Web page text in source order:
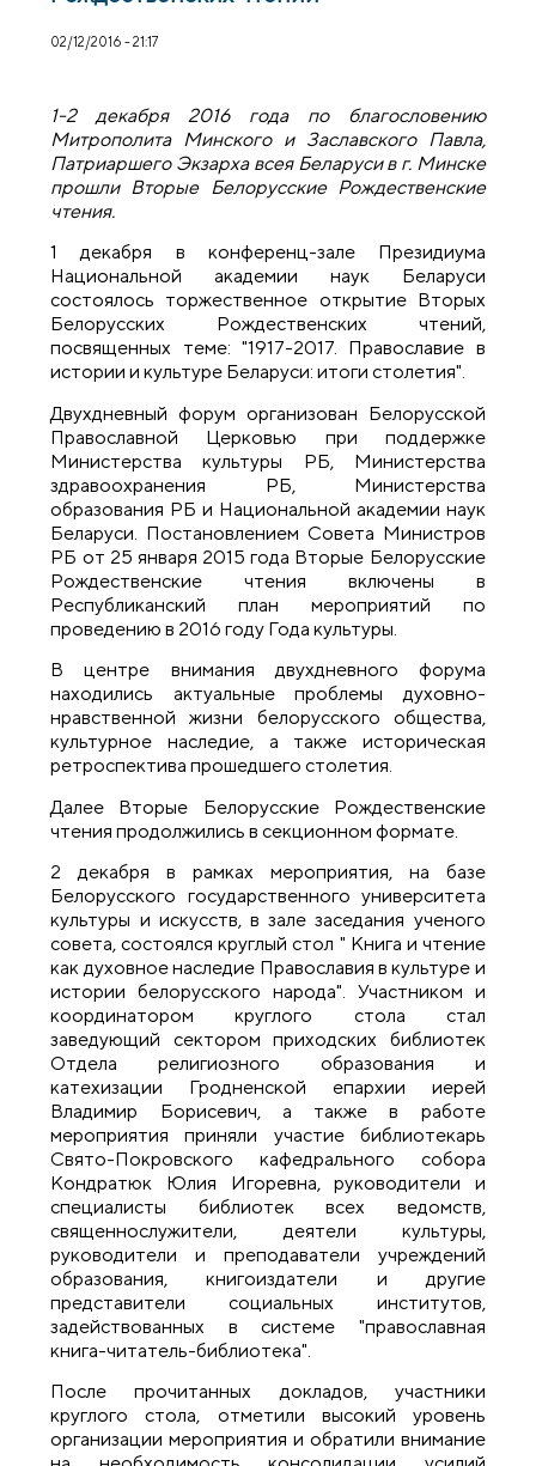
02/12/2016 - 21:17
1-2 декабря 2016 года по благословению
Митрополита Минского и Заславского Павла,
Патриаршего Экзарха всея Беларуси в г. Минске
прошли Вторые Белорусские Рождественские
чтения.
1 декабря в конференц-зале Президиума
Национальной академии наук Беларуси
состоялось торжественное открытие Вторых
Белорусских Рождественских чтений,
посвященных теме: "1917-2017. Православие в
истории и культуре Беларуси: итоги столетия".
Двухдневный форум организован Белорусской
Православной Церковью при поддержке
Министерства культуры РБ, Министерства
здравоохранения РБ, Министерства
образования РБ и Национальной академии наук
Беларуси. Постановлением Совета Министров
РБ от 25 января 2015 года Вторые Белорусские
Рождественские чтения включены в
Республиканский план мероприятий по
проведению в 2016 году Года культуры.
В центре внимания двухдневного форума
находились актуальные проблемы духовно-
нравственной жизни белорусского общества,
культурное наследие, а также историческая
ретроспектива прошедшего столетия.
Далее Вторые Белорусские Рождественские
чтения продолжились в секционном формате.
2 декабря в рамках мероприятия, на базе
Белорусского государственного университета
культуры и искусств, в зале заседания ученого
совета, состоялся круглый стол " Книга и чтение
как духовное наследие Православия в культуре и
истории белорусского народа". Участником и
координатором круглого стола стал
заведующий сектором приходских библиотек
Отдела религиозного образования и
катехизации Гродненской епархии иерей
Владимир Борисевич, а также в работе
мероприятия приняли участие библиотекарь
Свято-Покровского кафедрального собора
Кондратюк Юлия Игоревна, руководители и
специалисты библиотек всех ведомств,
священнослужители, деятели культуры,
руководители и преподаватели учреждений
образования, книгоиздатели и другие
представители социальных институтов,
задействованных в системе "православная
книга-читатель-библиотека".
После прочитанных докладов, участники
круглого стола, отметили высокий уровень
организации мероприятия и обратили внимание